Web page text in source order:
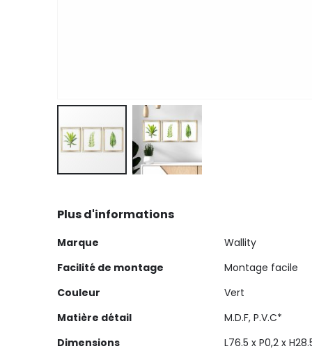
the
of
the
gallery
Plus d'informations
Plus
Marque
Wallity
Facilité de montage
Montage facile
Couleur
Vert
Matière détail
M.D.F, P.V.C*
Dimensions
L76.5 x P0,2 x